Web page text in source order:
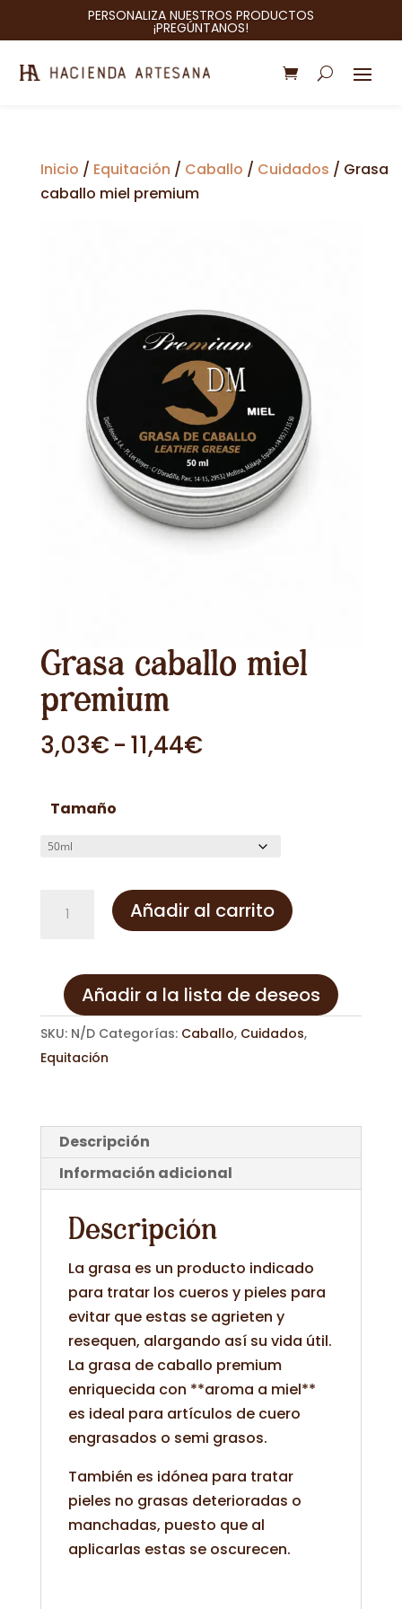
PERSONALIZA NUESTROS PRODUCTOS
¡PREGÚNTANOS!
Inicio / Equitación / Caballo / Cuidados / Grasa
caballo miel premium
Grasa caballo miel
premium
3,03€-11,44€Rango
3,03€
11,44€
Tamaño
caballo
premium
cantidad
Añadir al carrito
Añadir a la lista de deseos
SKU: N/D Categorías: Caballo, Cuidados,
Equitación
Descripción
Información adicional
Descripción
La grasa es un producto indicado
para tratar los cueros y pieles para
evitar que estas se agrieten y
resequen, alargando así su vida útil.
La grasa de caballo premium
enriquecida con **aroma a miel**
es ideal para artículos de cuero
engrasados o semi grasos.
También es idónea para tratar
pieles no grasas deterioradas o
manchadas, puesto que al
aplicarlas estas se oscurecen.